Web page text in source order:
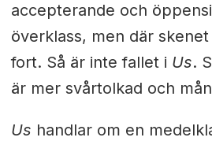
accepterande och
överklass, men där
fort. Så är inte fallet i Us.
är mer svårtolkad och
Us handlar om en